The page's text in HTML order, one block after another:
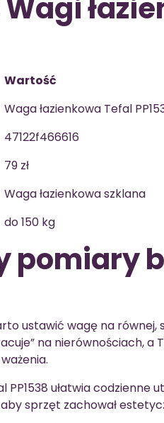
Wartość
Waga łazienkowa Tefal
47122f466616
79 zł
Waga łazienkowa szklana
do 150 kg
pomiary
ustawić wagę na równej,
na nierównościach, a
PP1538 ułatwia codzienne
sprzęt zachował